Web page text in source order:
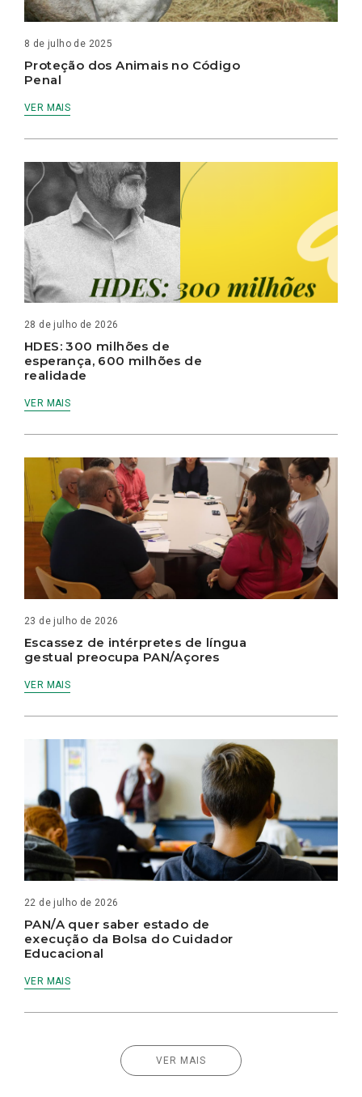
8 de julho de 2025
Proteção dos Animais no Código
Penal
VER MAIS
28 de julho de 2026
HDES: 300 milhões de
esperança, 600 milhões de
realidade
VER MAIS
23 de julho de 2026
Escassez de intérpretes de língua
gestual preocupa PAN/Açores
VER MAIS
22 de julho de 2026
PAN/A quer saber estado de
execução da Bolsa do Cuidador
Educacional
VER MAIS
VER MAIS